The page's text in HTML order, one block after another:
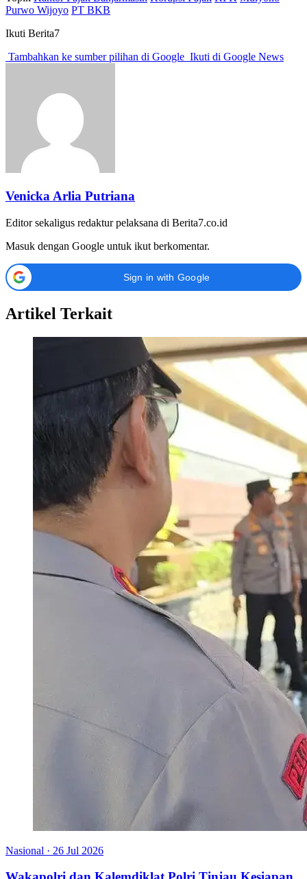
Purwo Wijoyo PT BKB
Ikuti Berita7
Tambahkan ke sumber pilihan di Google Ikuti di Google News
Venicka Arlia Putriana
Editor sekaligus redaktur pelaksana di Berita7.co.id
Masuk dengan Google untuk ikut berkomentar.
Sign in with Google
Artikel Terkait
Nasional · 26 Jul 2026